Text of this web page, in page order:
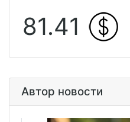
81.41
Автор новости